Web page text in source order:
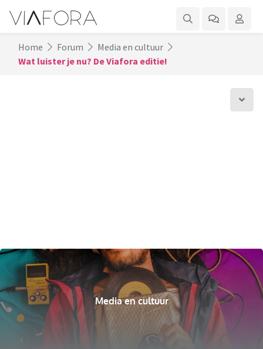
Home Forum
Media en cultuur
Wat luister je nu? De Viafora editie!
Media en cultuur